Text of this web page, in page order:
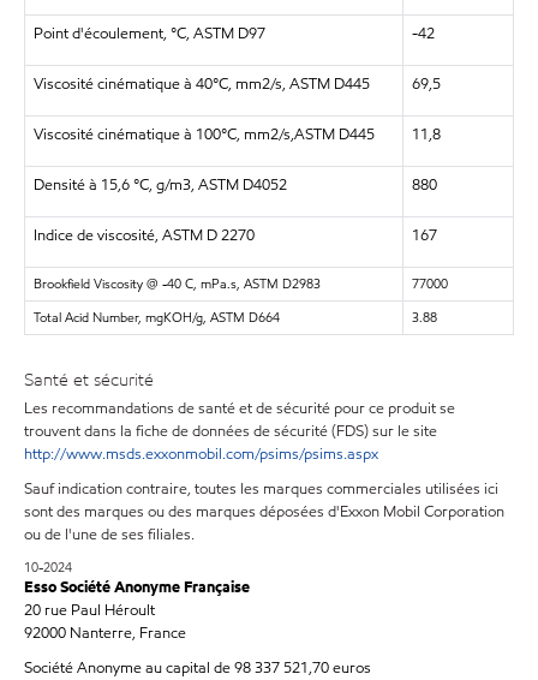
Point d'écoulement, °C, ASTM D97 -42
Viscosité cinématique à 40°C, mm2/s, ASTM D445 69,5
Viscosité cinématique à 100°C, mm2/s,ASTM D445 11,8
Densité à 15,6 °C, g/m3, ASTM D4052 880
Indice de viscosité, ASTM D 2270 167
Brookfield Viscosity @ -40 C, mPa.s, ASTM D2983
77000
Total Acid Number, mgKOH/g, ASTM D664
3.88
Santé et sécurité
Les recommandations de santé et de sécurité pour ce produit se
trouvent dans la fiche de données de sécurité (FDS) sur le site
http://www.msds.exxonmobil.com/psims/psims.aspx
Sauf indication contraire, toutes les marques commerciales utilisées ici
sont des marques ou des marques déposées d'Exxon Mobil Corporation
ou de l'une de ses filiales.
10-2024
Esso Société Anonyme Française
20 rue Paul Héroult
92000 Nanterre, France
Société Anonyme au capital de 98 337 521,70 euros